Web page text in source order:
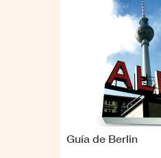
Guía de Berlin